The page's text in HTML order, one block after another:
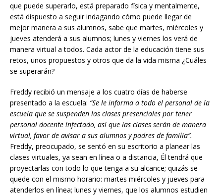
que puede superarlo, está preparado física y mentalmente,
está dispuesto a seguir indagando cómo puede llegar de
mejor manera a sus alumnos, sabe que martes, miércoles y
jueves atenderá a sus alumnos; lunes y viernes los verá de
manera virtual a todos. Cada actor de la educación tiene sus
retos, unos propuestos y otros que da la vida misma ¿Cuáles
se superarán?
Freddy recibió un mensaje a los cuatro días de haberse
presentado a la escuela: “Se le informa a todo el personal de la
escuela que se suspenden las clases presenciales por tener
personal docente infectado, así que las clases serán de manera
virtual, favor de avisar a sus alumnos y padres de familia”.
Freddy, preocupado, se sentó en su escritorio a planear las
clases virtuales, ya sean en línea o a distancia, Él tendrá que
proyectarlas con todo lo que tenga a su alcance; quizás se
quede con el mismo horario: martes miércoles y jueves para
atenderlos en línea; lunes y viernes, que los alumnos estudien